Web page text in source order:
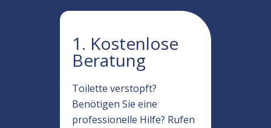
1. Kostenlose
Beratung
Toilette verstopft?
Benötigen Sie eine
professionelle Hilfe? Rufen